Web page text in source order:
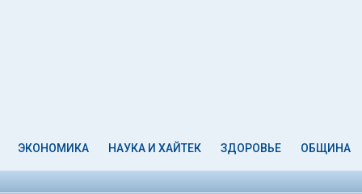
ЭКОНОМИКА НАУКА И ХАЙТЕК ЗДОРОВЬЕ ОБЩИНА